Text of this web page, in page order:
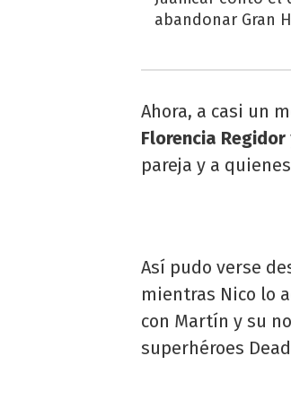
abandonar Gran
Ahora, a casi un
Florencia Regidor
pareja y a
Así pudo verse
mientras Nico lo
con Martín y su
superhéroes